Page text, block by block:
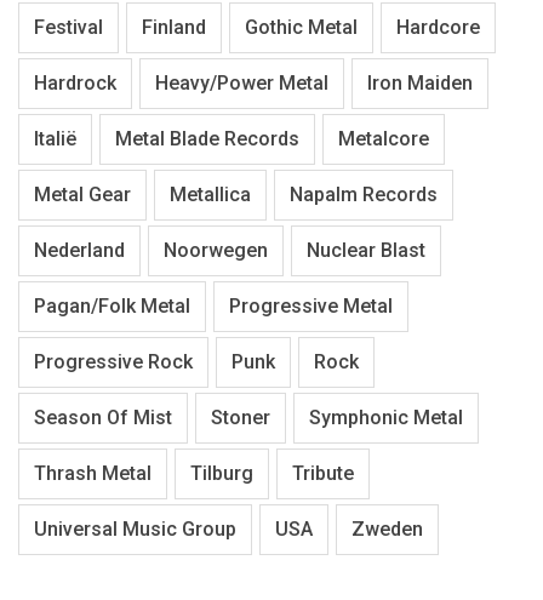
Festival Finland Gothic Metal Hardcore
Hardrock Heavy/Power Metal Iron Maiden
Italië Metal Blade Records Metalcore
Metal Gear Metallica Napalm Records
Nederland Noorwegen Nuclear Blast
Pagan/Folk Metal Progressive Metal
Progressive Rock Punk Rock
Season Of Mist Stoner Symphonic Metal
Thrash Metal Tilburg Tribute
Universal Music Group USA Zweden